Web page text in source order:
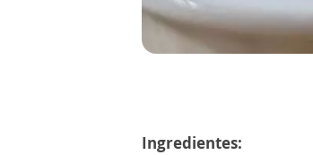
Ingredientes: